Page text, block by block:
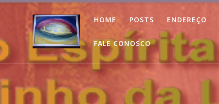
Skip
content
HOME POSTS ENDEREÇO
FALE CONOSCO